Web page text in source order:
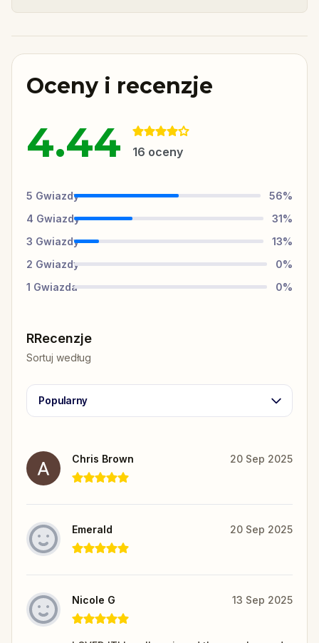
Oceny i recenzje
4.44 16 oceny
5 Gwiazdy 56%
4 Gwiazdy 31%
3 Gwiazdy 13%
2 Gwiazdy 0%
1 Gwiazda 0%
RRecenzje
Sortuj według
Popularny
Chris Brown 20 Sep 2025
Emerald 20 Sep 2025
Nicole G 13 Sep 2025